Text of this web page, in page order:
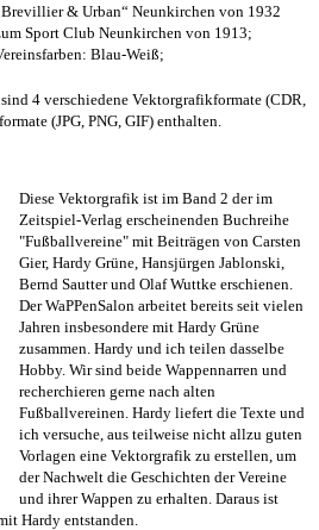
„Brevillier & Urban“ Neunkirchen von 1932
Sport Club Neunkirchen von 1913;
Blau-Weiß;
4 verschiedene Vektorgrafikformate (CDR,
(JPG, PNG, GIF) enthalten.
Diese Vektorgrafik ist im Band 2 der im
Zeitspiel-Verlag erscheinenden Buchreihe
"Fußballvereine" mit Beiträgen von Carsten
Gier, Hardy Grüne, Hansjürgen Jablonski,
Bernd Sautter und Olaf Wuttke erschienen.
Der WaPPenSalon arbeitet bereits seit vielen
Jahren insbesondere mit Hardy Grüne
zusammen. Hardy und ich teilen dasselbe
Hobby. Wir sind beide Wappennarren und
recherchieren gerne nach alten
Fußballvereinen. Hardy liefert die Texte und
ich versuche, aus teilweise nicht allzu guten
Vorlagen eine Vektorgrafik zu erstellen, um
der Nachwelt die Geschichten der Vereine
und ihrer Wappen zu erhalten. Daraus ist
Hardy entstanden.